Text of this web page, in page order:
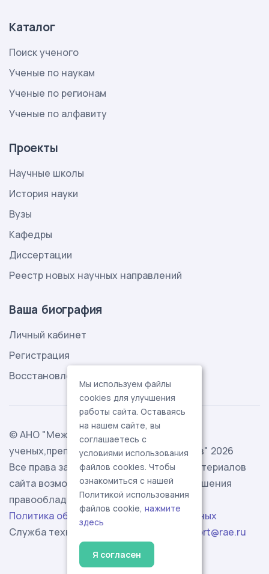
Каталог
Поиск ученого
Ученые по наукам
Ученые по регионам
Ученые по алфавиту
Проекты
Научные школы
История науки
Вузы
Кафедры
Диссертации
Реестр новых научных направлений
Ваша биография
Личный кабинет
Регистрация
Восстановление пароля
© АНО "Международная ассоциация
ученых,преподавателей и специалистов" 2026
Все права защищены. Использование материалов
сайта возможно исключительно с разрешения
правообладателя.
Политика обработки персональных данных
Служба технической поддержки -
support@rae.ru
Мы используем файлы
cookies для улучшения
работы сайта. Оставаясь
на нашем сайте, вы
соглашаетесь с
условиями использования
файлов cookies. Чтобы
ознакомиться с нашей
Политикой использования
файлов cookie, нажмите
здесь
Я согласен